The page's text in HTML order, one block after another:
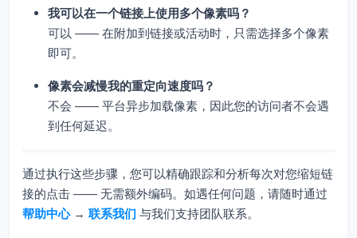
我可以在一个链接上使用多个像素吗？
可以 —— 在附加到链接或活动时，只需选择多个像素
即可。
像素会减慢我的重定向速度吗？
不会 —— 平台异步加载像素，因此您的访问者不会遇
到任何延迟。
通过执行这些步骤，您可以精确跟踪和分析每次对您缩短链
接的点击 —— 无需额外编码。如遇任何问题，请随时通过
帮助中心→ 联系我们 与我们支持团队联系。